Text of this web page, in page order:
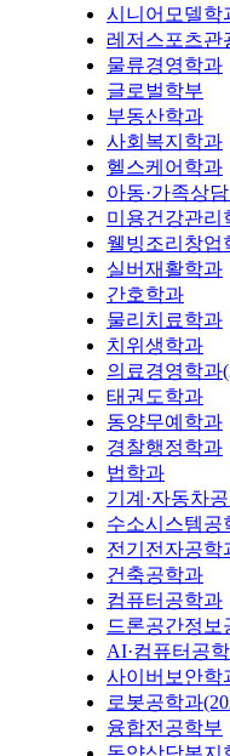
시니어모델학
레저스포츠관
물류경영학과
글로벌학부
부동산학과
사회복지학과
헬스케어학과
아동·가족상
미용건강관리
웰빙조리창업
실버재활학과
간호학과
물리치료학과
치위생학과
의료경영학과
태권도학과
동양무예학과
경찰행정학과
법학과
기계·자동차
수소시스템공
전기전자공학
건축공학과
컴퓨터공학과
드론공간정보
AI·컴퓨터공
사이버보안학
로봇공학과
융합전공학부